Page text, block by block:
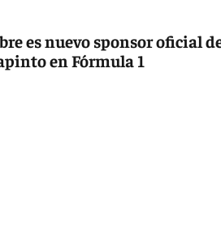
es nuevo sponsor oficial
en Fórmula 1